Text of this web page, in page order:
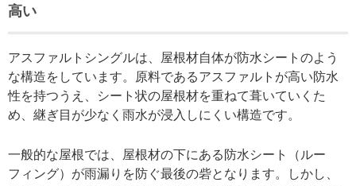
高い
アスファルトシングルは、屋根材自体が防水シートのよう
な構造をしています。原料であるアスファルトが高い防水
性を持つうえ、シート状の屋根材を重ねて葺いていくた
め、継ぎ目が少なく雨水が浸入しにくい構造です。
一般的な屋根では、屋根材の下にある防水シート（ルー
フィング）が雨漏りを防ぐ最後の砦となります。しかし、